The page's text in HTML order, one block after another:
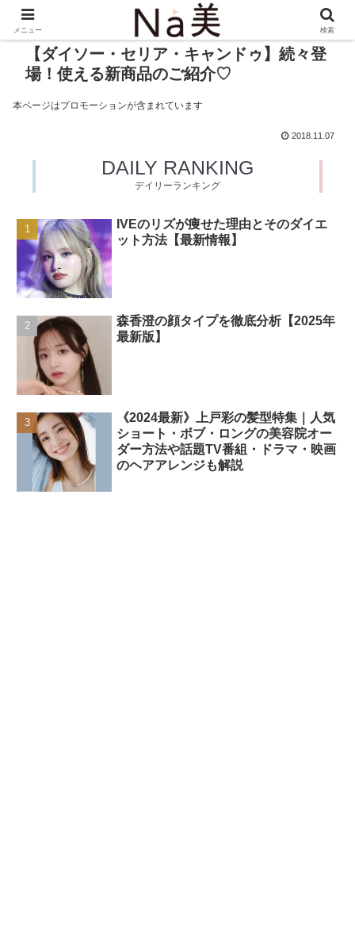
【ダイソー・セリア・キャンドゥ】続々登
場！使える新商品のご紹介♡
本ページはプロモーションが含まれています
2018.11.07
DAILY RANKING
デイリーランキング
IVEのリズが痩せた理由とそのダイエ
ット方法【最新情報】
森香澄の顔タイプを徹底分析【2025年
最新版】
《2024最新》上戸彩の髪型特集｜人気
ショート・ボブ・ロングの美容院オー
ダー方法や話題TV番組・ドラマ・映画
のヘアアレンジも解説
メニュー 検索